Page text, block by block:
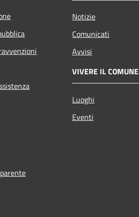
Notizie
Comunicati
Avvisi
VIVERE IL COMUNE
Luoghi
Eventi